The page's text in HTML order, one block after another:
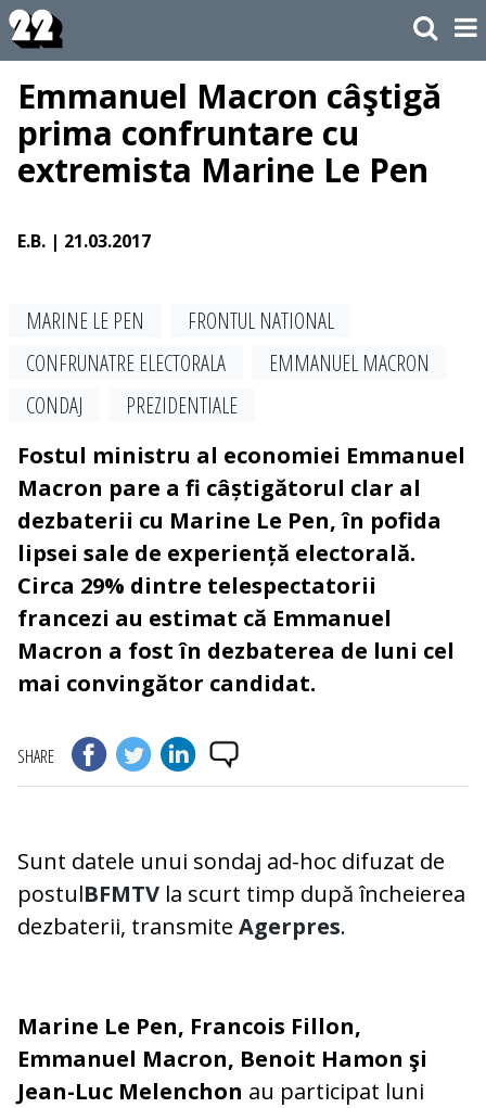
Emmanuel Macron câştigă
prima confruntare cu
extremista Marine Le Pen
E.B. | 21.03.2017
MARINE LE PEN
FRONTUL NATIONAL
CONFRUNATRE ELECTORALA
EMMANUEL MACRON
CONDAJ
PREZIDENTIALE
Fostul ministru al economiei Emmanuel
Macron pare a fi câștigătorul clar al
dezbaterii cu Marine Le Pen, în pofida
lipsei sale de experiență electorală.
Circa 29% dintre telespectatorii
francezi au estimat că Emmanuel
Macron a fost în dezbaterea de luni cel
mai convingător candidat.
SHARE
Sunt datele unui sondaj ad-hoc difuzat de
postulBFMTV la scurt timp după încheierea
dezbaterii, transmite Agerpres.
Marine Le Pen, Francois Fillon,
Emmanuel Macron, Benoit Hamon şi
Jean-Luc Melenchon au participat luni